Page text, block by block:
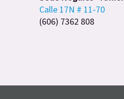
Calle 17N # 11-70
(606) 7362 808